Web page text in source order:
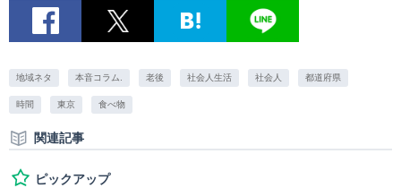
地域ネタ 本音コラム. 老後 社会人生活 社会人 都道府県
時間 東京 食べ物
関連記事
ピックアップ